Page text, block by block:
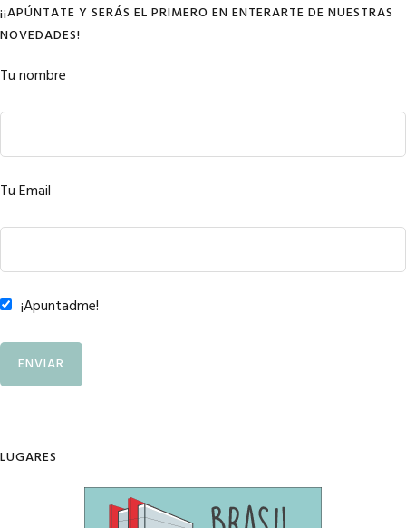
¡¡APÚNTATE Y SERÁS EL PRIMERO EN ENTERARTE DE NUESTRAS
NOVEDADES!
Tu nombre
Tu Email
¡Apuntadme!
LUGARES